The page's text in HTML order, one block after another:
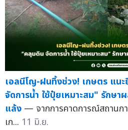
เอลนีโญ-ฝนทิ้งช่วง! เกษตร แน
จัดการน้ำ ใช้ปุ๋ยเหมาะสม" รักษ
แล้ง — จากการคาดการณ์สถานก
เก... 11 มิ.ย.